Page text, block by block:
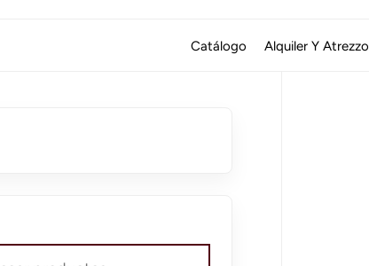
El
Catálogo Alquiler Y Atrezzo